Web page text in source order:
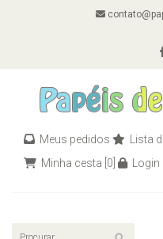
Meus pedidos Lista
Minha cesta [0] Login